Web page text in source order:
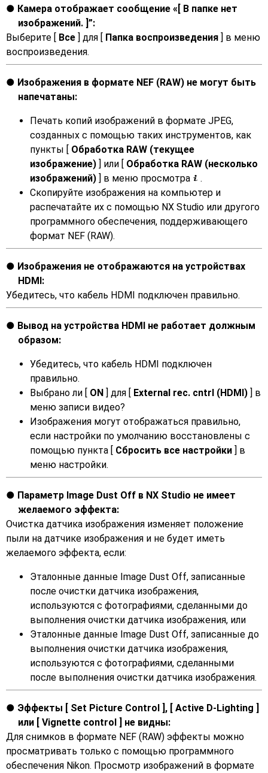
Камера отображает сообщение «[ В папке нет
изображений. ]”:
Выберите [ Все ] для [ Папка воспроизведения ] в меню
воспроизведения.
Изображения в формате NEF (RAW) не могут быть
напечатаны:
Печать копий изображений в формате JPEG,
созданных с помощью таких инструментов, как
пункты [ Обработка RAW (текущее
изображение) ] или [ Обработка RAW (несколько
изображений) ] в меню просмотра i .
Скопируйте изображения на компьютер и
распечатайте их с помощью NX Studio или другого
программного обеспечения, поддерживающего
формат NEF (RAW).
Изображения не отображаются на устройствах
HDMI:
Убедитесь, что кабель HDMI подключен правильно.
Вывод на устройства HDMI не работает должным
образом:
Убедитесь, что кабель HDMI подключен
правильно.
Выбрано ли [ ON ] для [ External rec. cntrl (HDMI) ] в
меню записи видео?
Изображения могут отображаться правильно,
если настройки по умолчанию восстановлены с
помощью пункта [ Сбросить все настройки ] в
меню настройки.
Параметр Image Dust Off в NX Studio не имеет
желаемого эффекта:
Очистка датчика изображения изменяет положение
пыли на датчике изображения и не будет иметь
желаемого эффекта, если:
Эталонные данные Image Dust Off, записанные
после очистки датчика изображения,
используются с фотографиями, сделанными до
выполнения очистки датчика изображения, или
Эталонные данные Image Dust Off, записанные до
выполнения очистки датчика изображения,
используются с фотографиями, сделанными
после выполнения очистки датчика изображения.
Эффекты [ Set Picture Control ], [ Active D-Lighting ]
или [ Vignette control ] не видны:
Для снимков в формате NEF (RAW) эффекты можно
просматривать только с помощью программного
обеспечения Nikon. Просмотр изображений в формате